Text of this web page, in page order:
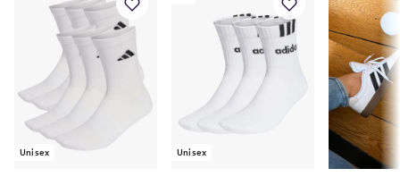
Unisex Unisex